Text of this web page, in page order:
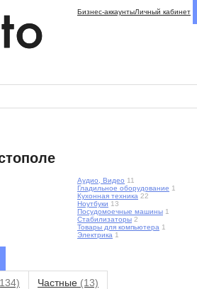
Бизнес-аккаунтыЛичный кабинет
Аудио, Видео 11
Гладильное оборудование 1
Кухонная техника 22
Ноутбуки 13
Посудомоечные машины 1
Стабилизаторы 2
Товары для компьютера 1
Электрика 1
Частные (13)